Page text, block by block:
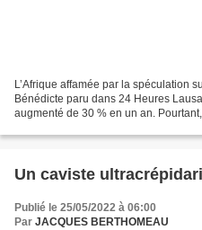
L’Afrique affamée par la spéculation
Bénédicte paru dans 24 Heures
augmenté de 30 % en un an.
Un caviste
Publié le 25/05/2022 à 06:00
Par JACQUES BERTHOMEAU